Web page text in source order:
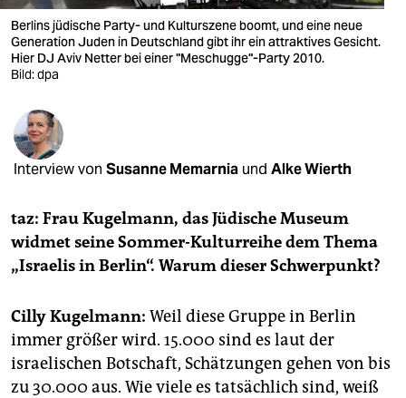
verlag
veranstaltungen
shop
fragen & hilfe
unterstützen
genossenschaft
epaper login
Berlins jüdische Party- und Kulturszene boomt, und eine neue
Generation Juden in Deutschland gibt ihr ein attraktives Gesicht.
Hier DJ Aviv Netter bei einer "Meschugge"-Party 2010.
Bild: dpa
Interview von Susanne Memarnia und Alke Wierth
taz: Frau Kugelmann, das Jüdische Museum
widmet seine Sommer-Kulturreihe dem Thema
„Israelis in Berlin“. Warum dieser Schwerpunkt?
Cilly Kugelmann: Weil diese Gruppe in Berlin
immer größer wird. 15.000 sind es laut der
israelischen Botschaft, Schätzungen gehen von bis
zu 30.000 aus. Wie viele es tatsächlich sind, weiß